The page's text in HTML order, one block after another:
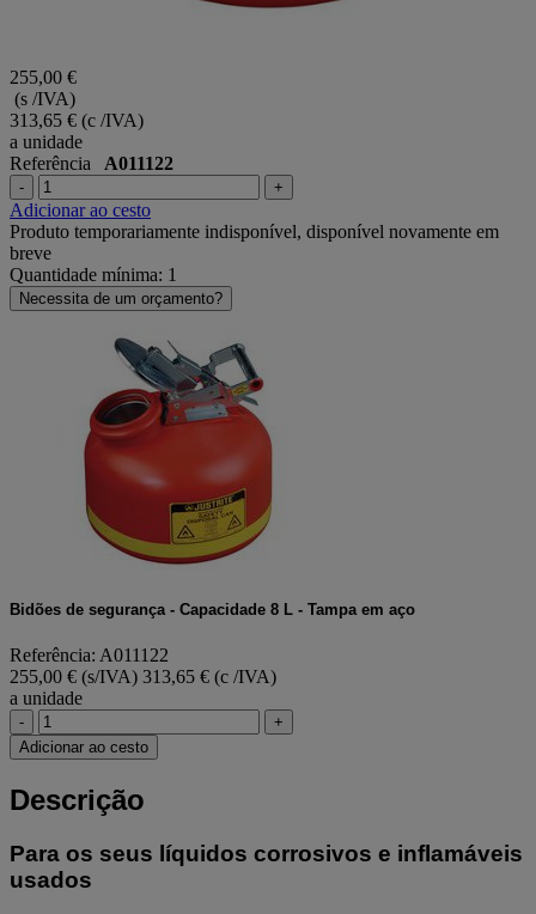
255,00 €
(s /IVA)
313,65 € (c /IVA)
a unidade
Referência A011122
- +
Adicionar ao cesto
Produto temporariamente indisponível, disponível novamente em
breve
Quantidade mínima: 1
Necessita de um orçamento?
Bidões de segurança - Capacidade 8 L - Tampa em aço
Referência: A011122
255,00 € (s/IVA) 313,65 € (c /IVA)
a unidade
-
+
Adicionar ao cesto
Descrição
Para os seus líquidos corrosivos e inflamáveis
usados